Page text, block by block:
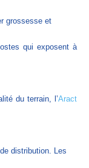
grossesse et
qui exposent à
du terrain, l’Aract
distribution. Les